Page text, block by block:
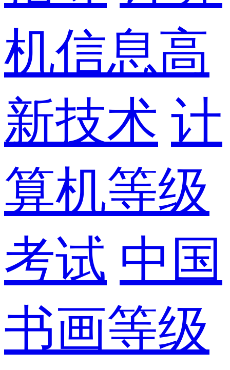
机信息高
新技术 计
算机等级
考试 中国
书画等级